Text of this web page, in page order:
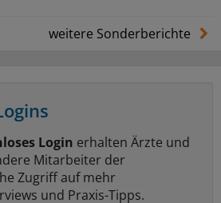
weitere Sonderberichte
Login erhalten Ärzte und
Mitarbeiter der
Zugriff auf mehr
und Praxis-Tipps.